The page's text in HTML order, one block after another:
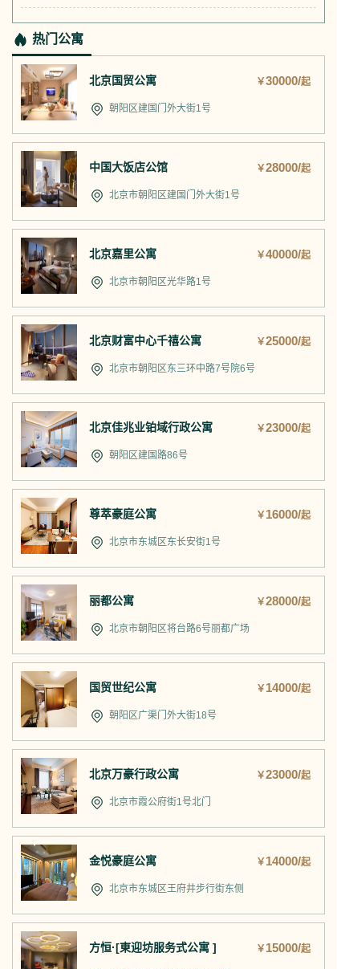
热门公寓
北京国贸公寓 ￥30000/起
朝阳区建国门外大街1号
中国大饭店公馆 ￥28000/起
北京市朝阳区建国门外大街1号
北京嘉里公寓 ￥40000/起
北京市朝阳区光华路1号
北京财富中心千禧公寓 ￥25000/起
北京市朝阳区东三环中路7号院6号
北京佳兆业铂域行政公寓 ￥23000/起
朝阳区建国路86号
尊萃豪庭公寓 ￥ 16000/起
北京市东城区东长安街1号
丽都公寓 ￥28000/起
北京市朝阳区将台路6号丽都广场
国贸世纪公寓 ￥ 14000/起
朝阳区广渠门外大街18号
北京万豪行政公寓 ￥23000/起
北京市霞公府街1号北门
金悦豪庭公寓 ￥ 14000/起
北京市东城区王府井步行街东侧
方恒·[東迎坊服务式公寓 ] ￥ 15000/起